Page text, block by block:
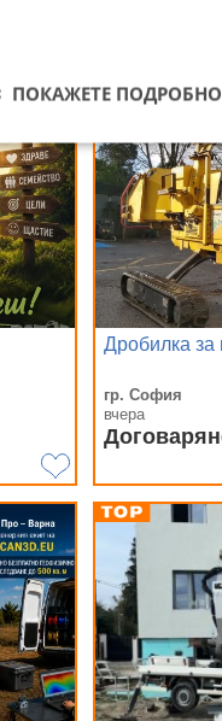
Дробилка за
гр. София
вчера
ПОКАЖЕТЕ